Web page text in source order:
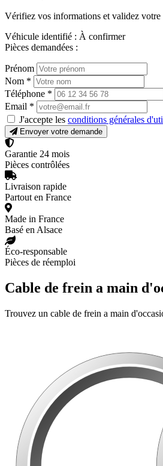
Vérifiez vos informations et validez votre
Véhicule identifié : À confirmer
Pièces demandées :
Prénom
Nom *
Téléphone *
Email *
J'accepte les conditions générales
Envoyer votre demande
Garantie 24 mois
Pièces contrôlées
Livraison rapide
Partout en France
Made in France
Basé en Alsace
Éco-responsable
Pièces de réemploi
Cable de frein a main
Trouvez un cable de frein a main